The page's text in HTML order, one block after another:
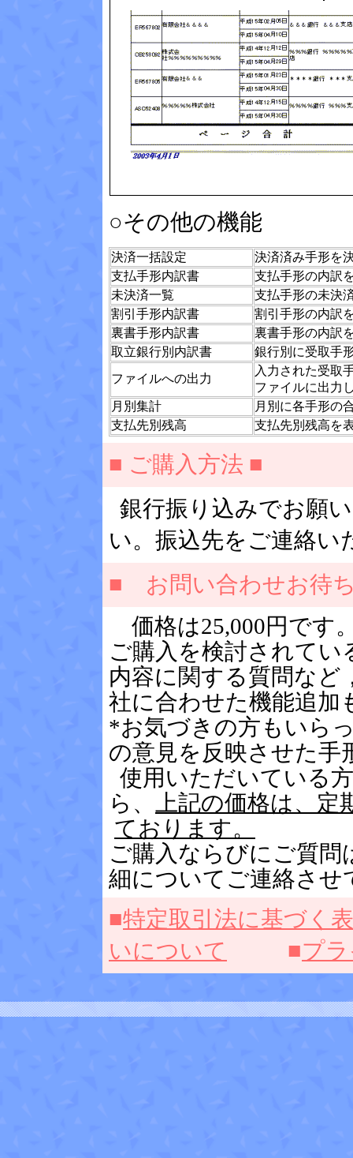
○その他の機能
決済一括設定
決済済み手形を
支払手形内訳書
支払手形の内訳
未決済一覧
支払手形の未決
割引手形内訳書
割引手形の内訳
裏書手形内訳書
裏書手形の内訳
取立銀行別内訳書
銀行別に受取手
ファイルへの出力
入力された受取
ファイルに出力
月別集計
月別に各手形の
支払先別残高
支払先別残高を
■ ご購入方法 ■
銀行振り込みでお願
い。振込先をご連絡い
■ お問い合わせお待
価格は25,000円です
ご購入を検討されてい
内容に関する質問など
社に合わせた機能追加
*お気づきの方もいら
の意見を反映させた手
使用いただいている
ら、
上記の価格は、
ております。
ご購入ならびにご質問
細についてご連絡させ
■特定取引法に基づく
いについて
■プ